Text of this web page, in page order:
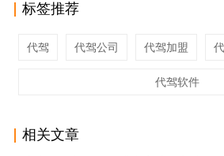
标签推荐
代驾 代驾公司 代驾加盟
代驾软件
相关文章